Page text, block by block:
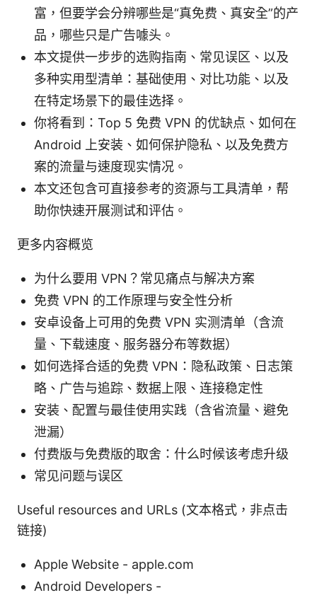
富，但要学会分辨哪些是“真免费、真安全”的产
品，哪些只是广告噱头。
本文提供一步步的选购指南、常见误区、以及
多种实用型清单：基础使用、对比功能、以及
在特定场景下的最佳选择。
你将看到：Top 5 免费 VPN 的优缺点、如何在
Android 上安装、如何保护隐私、以及免费方
案的流量与速度现实情况。
本文还包含可直接参考的资源与工具清单，帮
助你快速开展测试和评估。
更多内容概览
为什么要用 VPN？常见痛点与解决方案
免费 VPN 的工作原理与安全性分析
安卓设备上可用的免费 VPN 实测清单（含流
量、下载速度、服务器分布等数据）
如何选择合适的免费 VPN：隐私政策、日志策
略、广告与追踪、数据上限、连接稳定性
安装、配置与最佳使用实践（含省流量、避免
泄漏）
付费版与免费版的取舍：什么时候该考虑升级
常见问题与误区
Useful resources and URLs (文本格式，非点击
链接)
Apple Website - apple.com
Android Developers -